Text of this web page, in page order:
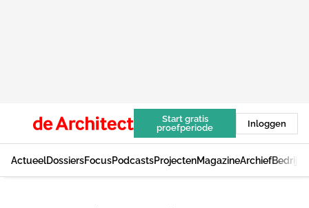
Start gratis
proefperiode
Inloggen
ActueelDossiersFocusPodcastsProjectenMagazineArchief